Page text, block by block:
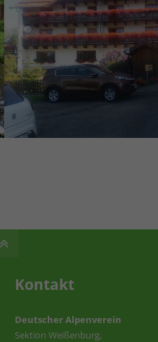
Kontakt
Deutscher Alpenverein
Sektion Weißenburg,